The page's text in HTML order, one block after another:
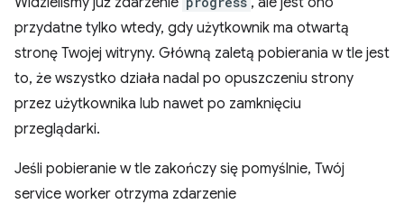
przydatne tylko wtedy, gdy użytkownik ma otwartą
stronę Twojej witryny. Główną zaletą pobierania w tle jest
to, że wszystko działa nadal po opuszczeniu strony
przez użytkownika lub nawet po zamknięciu
przeglądarki.
Jeśli pobieranie w tle zakończy się pomyślnie, Twój
service worker otrzyma zdarzenie